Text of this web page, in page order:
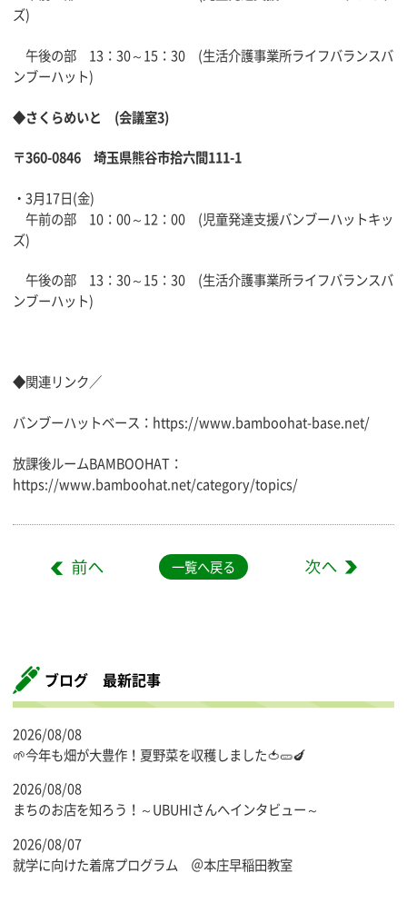
ズ)
午後の部 13：30～15：30 (生活介護事業所ライフバランスバ
ンブーハット)
◆さくらめいと (会議室3)
〒360-0846 埼玉県熊谷市拾六間111-1
・3月17日(金)
午前の部 10：00～12：00 (児童発達支援バンブーハットキッ
ズ)
午後の部 13：30～15：30 (生活介護事業所ライフバランスバ
ンブーハット)
◆関連リンク／
バンブーハットベース： https://www.bamboohat-base.net/
放課後ルームBAMBOOHAT：
https://www.bamboohat.net/category/topics/
一覧へ戻る
ブログ 最新記事
2026/08/08
🌱今年も畑が大豊作！夏野菜を収穫しました🍅🥒🍆
2026/08/08
まちのお店を知ろう！～UBUHIさんへインタビュー～
2026/08/07
就学に向けた着席プログラム ＠本庄早稲田教室